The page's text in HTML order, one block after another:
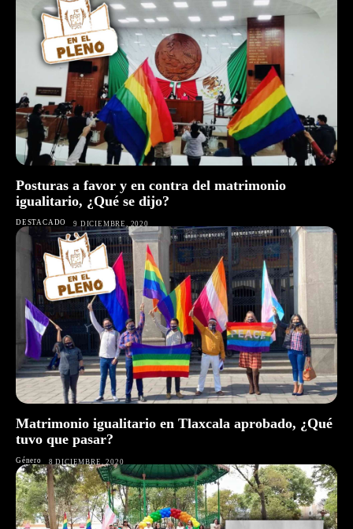
Posturas a favor y en contra del matrimonio
igualitario, ¿Qué se dijo?
DESTACADO 9 DICIEMBRE, 2020
Matrimonio igualitario en Tlaxcala aprobado, ¿Qué
tuvo que pasar?
Género 8 DICIEMBRE, 2020